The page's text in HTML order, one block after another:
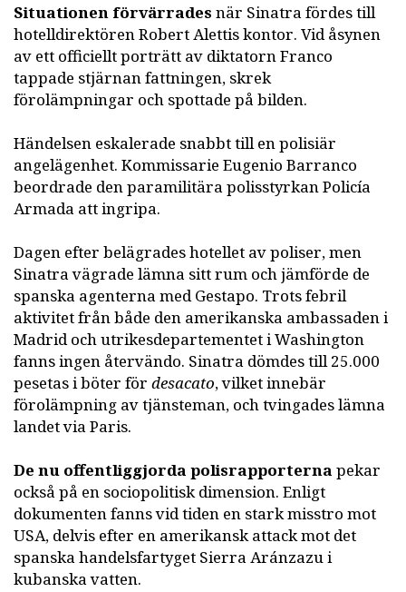
Situationen förvärrades när Sinatra fördes till
hotelldirektören Robert Alettis kontor. Vid åsynen
av ett officiellt porträtt av diktatorn Franco
tappade stjärnan fattningen, skrek
förolämpningar och spottade på bilden.
Händelsen eskalerade snabbt till en polisiär
angelägenhet. Kommissarie Eugenio Barranco
beordrade den paramilitära polisstyrkan Policía
Armada att ingripa.
Dagen efter belägrades hotellet av poliser, men
Sinatra vägrade lämna sitt rum och jämförde de
spanska agenterna med Gestapo. Trots febril
aktivitet från både den amerikanska ambassaden i
Madrid och utrikesdepartementet i Washington
fanns ingen återvändo. Sinatra dömdes till 25.000
pesetas i böter för desacato, vilket innebär
förolämpning av tjänsteman, och tvingades lämna
landet via Paris.
De nu offentliggjorda polisrapporterna pekar
också på en sociopolitisk dimension. Enligt
dokumenten fanns vid tiden en stark misstro mot
USA, delvis efter en amerikansk attack mot det
spanska handelsfartyget Sierra Aránzazu i
kubanska vatten.